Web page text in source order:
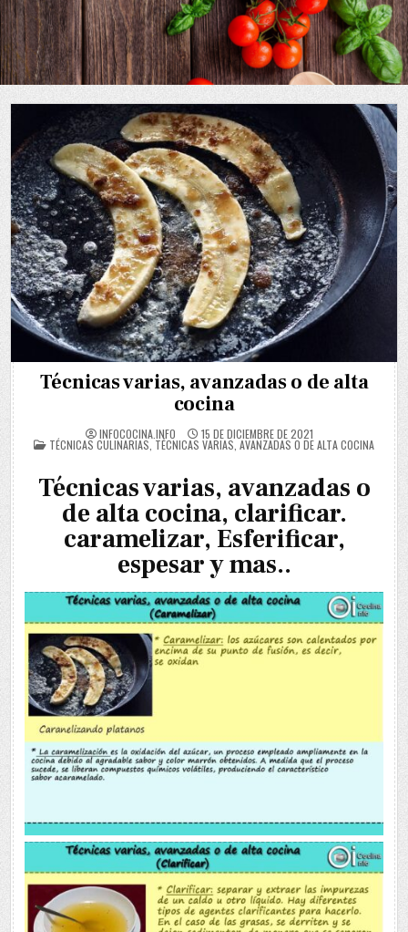
Skip
to
content
Técnicas varias, avanzadas o de alta
cocina
INFOCOCINA.INFO 15 DE DICIEMBRE DE 2021
POSTED
IN
TÉCNICAS CULINARIAS TÉCNICAS VARIAS, AVANZADAS O DE ALTA COCINA
Técnicas varias, avanzadas o
de alta cocina, clarificar.
caramelizar, Esferificar,
espesar y mas..